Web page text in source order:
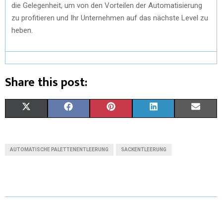
die Gelegenheit, um von den Vorteilen der Automatisierung
zu profitieren und Ihr Unternehmen auf das nächste Level zu
heben.
Share this post:
T O R D
AUTOMATISCHE PALETTENENTLEERUNG SACKENTLEERUNG